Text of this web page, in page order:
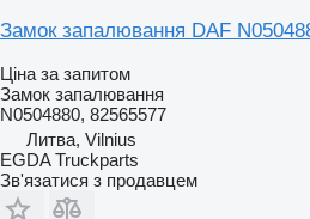
Замок запалювання DAF
Ціна за запитом
Замок запалювання
N0504880, 82565577
Литва, Vilnius
EGDA Truckparts
Зв'язатися з продавцем